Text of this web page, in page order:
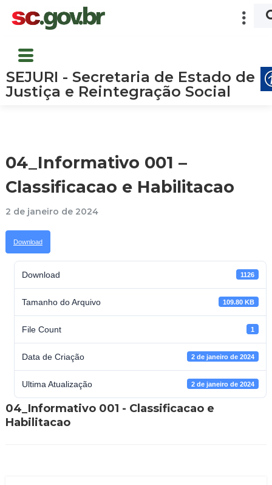
SEJURI - Secretaria de Estado de
Justiça e Reintegração Social
04_Informativo 001 –
Classificacao e Habilitacao
2 de janeiro de 2024
Download
Download 1126
Tamanho do Arquivo 109.80 KB
File Count 1
Data de Criação 2 de janeiro de 2024
Ultima Atualização 2 de janeiro de 2024
04_Informativo 001 - Classificacao e
Habilitacao